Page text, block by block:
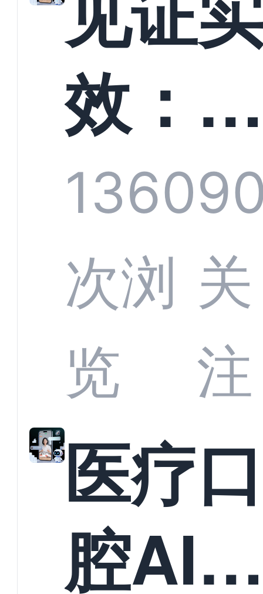
螳螂科
技何以
定义行
业标
准？
效：螳
螂科技
CRM
何助力
教育机
构实现
1360
次浏
览
关
注
医疗口
腔AI